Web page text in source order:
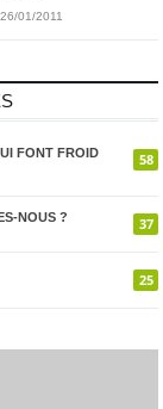
26/01/2011
58
FONT FROID
37
NOUS ?
25